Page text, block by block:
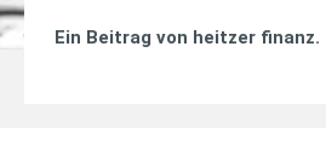
Ein Beitrag von heitzer finanz.